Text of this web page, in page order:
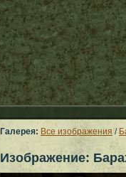
Галерея: Все изображения /
Изображение: